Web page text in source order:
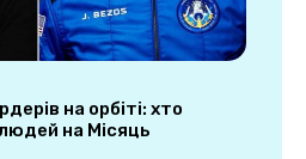
на орбіті: хто
на Місяць